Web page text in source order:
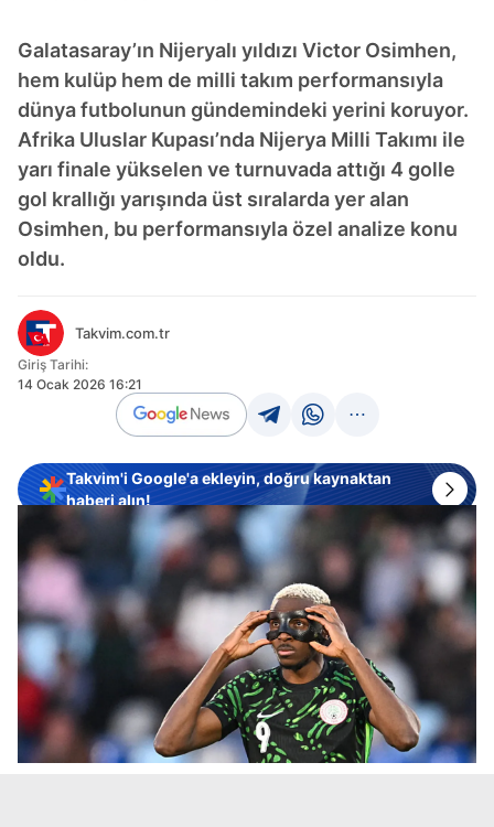
Galatasaray’ın Nijeryalı yıldızı Victor Osimhen,
hem kulüp hem de milli takım performansıyla
dünya futbolunun gündemindeki yerini koruyor.
Afrika Uluslar Kupası’nda Nijerya Milli Takımı ile
yarı finale yükselen ve turnuvada attığı 4 golle
gol krallığı yarışında üst sıralarda yer alan
Osimhen, bu performansıyla özel analize konu
oldu.
Takvim.com.tr
Giriş Tarihi:
14 Ocak 2026 16:21
Takvim'i Google'a ekleyin, doğru kaynaktan
haberi alın!